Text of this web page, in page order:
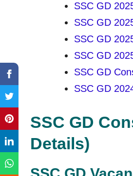
SSC GD
SSC GD
SSC GD
SSC GD
SSC GD
SSC GD
SSC GD
Details)